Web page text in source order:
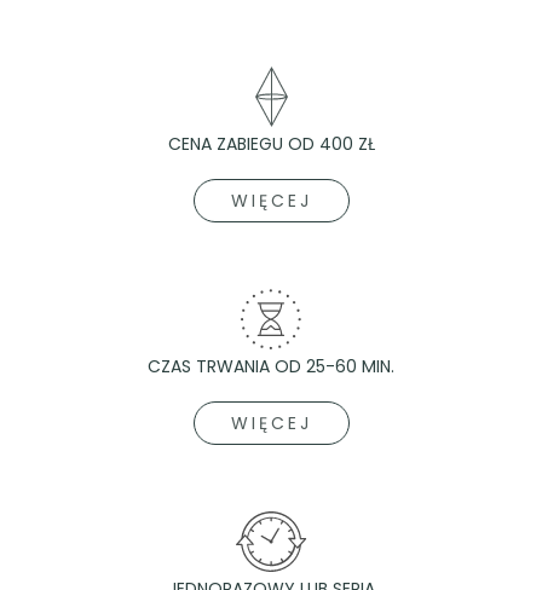
CENA ZABIEGU OD 400 ZŁ
WIĘCEJ
CZAS TRWANIA OD 25-60 MIN.
WIĘCEJ